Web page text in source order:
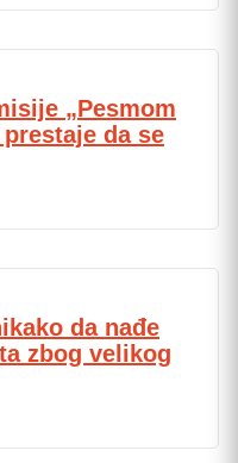
„Pesmom
da se
da nađe
zbog velikog